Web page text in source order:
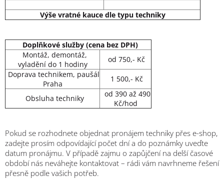
Výše vratné kauce dle typu techniky
Doplňkové služby (cena bez DPH)
Montáž, demontáž,
vyladění do 1 hodiny
od 750,- Kč
Doprava technikem, paušál
Praha
1 500,- Kč
Obsluha techniky
od 390 až 490
Kč/hod
Pokud se rozhodnete objednat pronájem techniky přes e-shop,
zadejte prosím odpovídající počet dní a do poznámky uveďte
datum pronájmu. V případě zajmu o zapůjčení na delší časové
období nás neváhejte kontaktovat – rádi vám navrhneme řešení
přesně podle vašich potřeb.